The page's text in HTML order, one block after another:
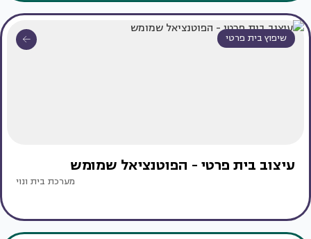
שיפוץ בית פרטי
עיצוב בית פרטי - הפוטנציאל שמומש
מערכת בית ונוי